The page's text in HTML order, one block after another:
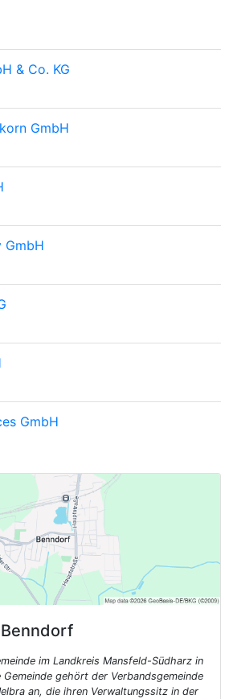
& Co. KG
GmbH
GmbH
GmbH
Benndorf
im Landkreis Mansfeld-Südharz in
gehört der Verbandsgemeinde
an, die ihren Verwaltungssitz in der